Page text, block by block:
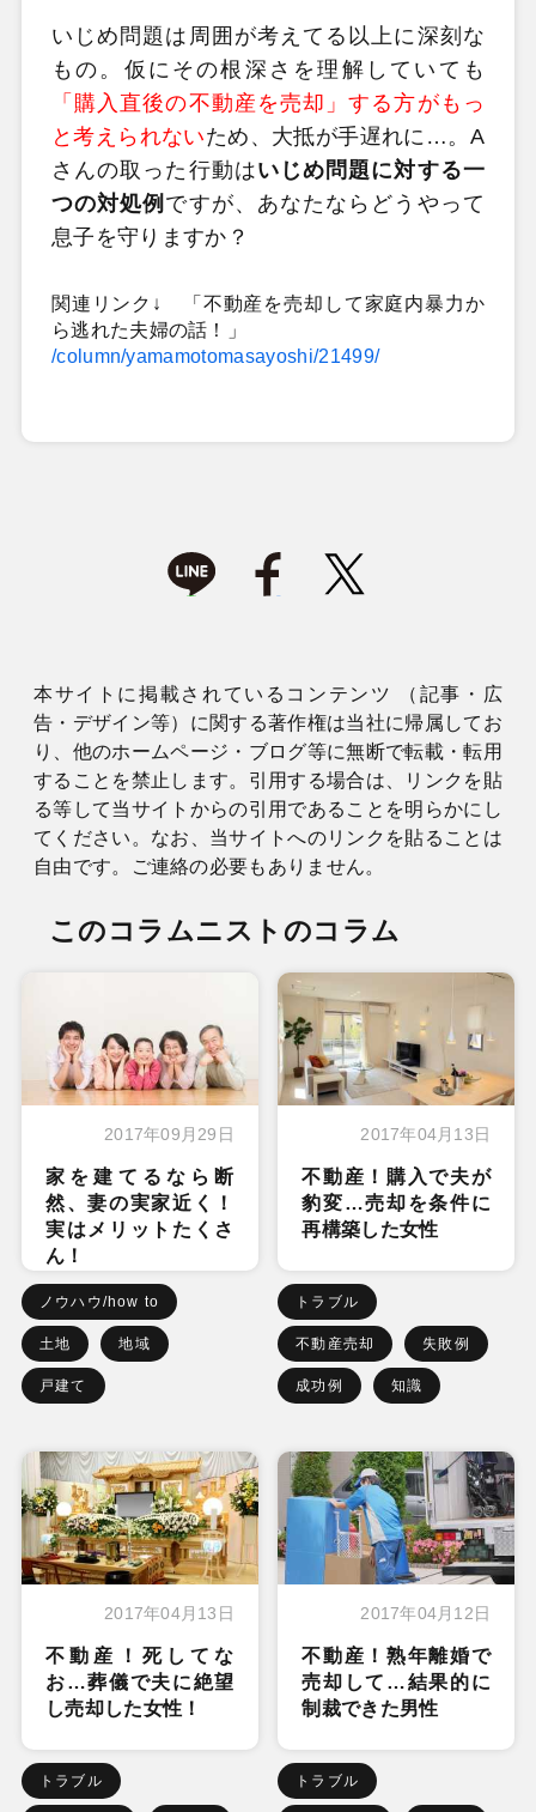
いじめ問題は周囲が考えてる以上に深刻な
もの。仮にその根深さを理解していても
「購入直後の不動産を売却」する方がもっ
と考えられないため、大抵が手遅れに…。A
さんの取った行動はいじめ問題に対する一
つの対処例 ですが、あなたならどうやって
息子を守りますか？
関連リンク↓ 「不動産を売却して家庭内暴力か
ら逃れた夫婦の話！」
/column/yamamotomasayoshi/21499/
本サイトに掲載されているコンテンツ （記事・広
告・デザイン等）に関する著作権は当社に帰属してお
り、他のホームページ・ブログ等に無断で転載・転用
することを禁止します。引用する場合は、リンクを貼
る等して当サイトからの引用であることを明らかにし
てください。なお、当サイトへのリンクを貼ることは
自由です。ご連絡の必要もありません。
このコラムニストのコラム
2017年09月29日
家を建てるなら断
然、妻の実家近く！
実はメリットたくさ
ん！
ノウハウ/how to
土地 地域
戸建て
2017年04月13日
不動産！購入で夫が
豹変…売却を条件に
再構築した女性
トラブル
不動産売却 失敗例
成功例 知識
2017年04月13日
不動産！死してな
お…葬儀で夫に絶望
し売却した女性！
トラブル
2017年04月12日
不動産！熟年離婚で
売却して…結果的に
制裁できた男性
トラブル